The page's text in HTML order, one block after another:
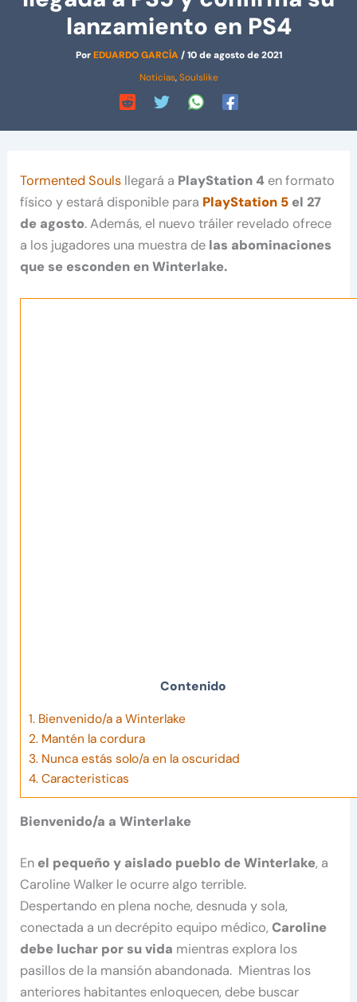
lanzamiento en PS4
PorEDUARDO GARCÍA/10 de agosto de 2021
Noticias,Soulslike
Tormented Souls llegará a PlayStation 4 en formato
físico y estará disponible para PlayStation 5 el 27
de agosto. Además, el nuevo tráiler revelado ofrece
a los jugadores una muestra de las abominaciones
que se esconden en Winterlake.
Contenido
1. Bienvenido/a a Winterlake
2. Mantén la cordura
3. Nunca estás solo/a en la oscuridad
4. Caracteristicas
Bienvenido/a a Winterlake
En el pequeño y aislado pueblo de Winterlake, a
Caroline Walker le ocurre algo terrible.
Despertando en plena noche, desnuda y sola,
conectada a un decrépito equipo médico,Caroline
debe luchar por su vida mientras explora los
pasillos de la mansión abandonada. Mientras los
anteriores habitantes enloquecen, debe buscar